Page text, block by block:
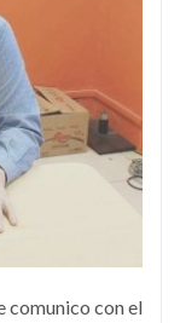
comunico con el